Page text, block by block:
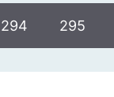
294 295